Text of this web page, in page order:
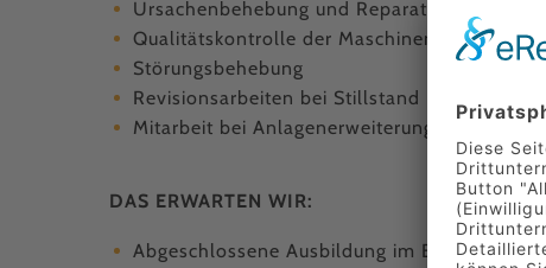
Ursachenbehebung und Reparaturen an
Qualitätskontrolle der Maschinen
Störungsbehebung
Revisionsarbeiten bei Stillstand
Mitarbeit bei Anlagenerweiterungen und
DAS ERWARTEN WIR:
Abgeschlossene Ausbildung im Elektro-